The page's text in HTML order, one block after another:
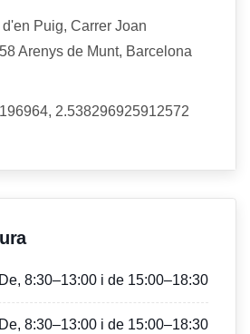
d'en Puig, Carrer Joan
Arenys de Munt, Barcelona
2.538296925912572
De, 8:30–13:00 i de 15:00–18:30
De, 8:30–13:00 i de 15:00–18:30